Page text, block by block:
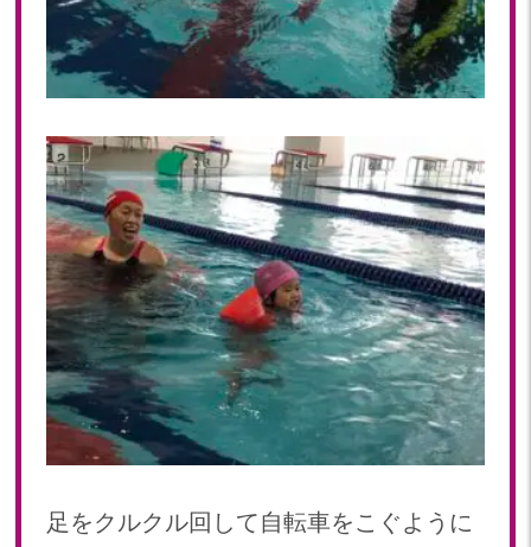
2022年 07月(20)
2022年 06月(22)
2022年 05月(19)
2022年 03月(22)
2022年 02月(15)
2022年 01月(19)
2021
2021年 12月(20)
2021年 11月(20)
2021年 10月(21)
2021年 09月(20)
2021年 08月(18)
2021年 07月(20)
2021年 05月(15)
足をクルクル回して自転車をこぐように